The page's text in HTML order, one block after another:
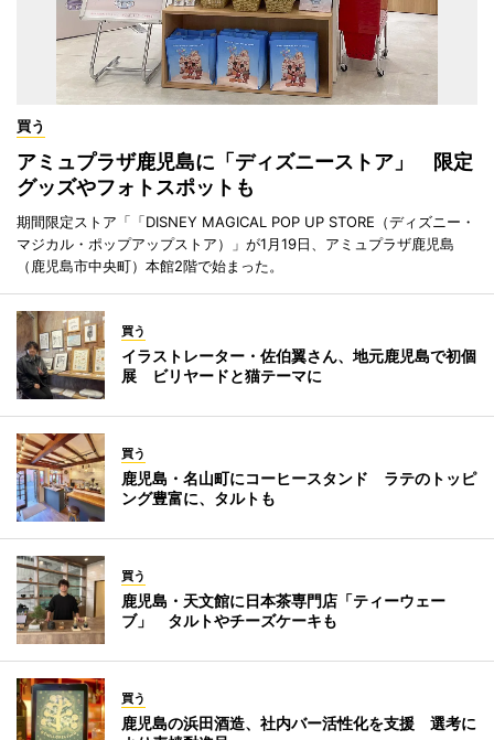
買う
アミュプラザ鹿児島に「ディズニーストア」 限定
グッズやフォトスポットも
期間限定ストア「「DISNEY MAGICAL POP UP STORE（ディズニー・
マジカル・ポップアップストア）」が1月19日、アミュプラザ鹿児島
（鹿児島市中央町）本館2階で始まった。
買う
イラストレーター・佐伯翼さん、地元鹿児島で初個
展 ビリヤードと猫テーマに
買う
鹿児島・名山町にコーヒースタンド ラテのトッピ
ング豊富に、タルトも
買う
鹿児島・天文館に日本茶専門店「ティーウェー
ブ」 タルトやチーズケーキも
買う
鹿児島の浜田酒造、社内バー活性化を支援 選考に